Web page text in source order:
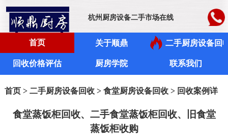
杭州厨房设备二手市场在线
首页 关于顺鼎 二手厨房设备回
回收价格评估 厨房学院 联系我们
首页> 二手厨房设备回收> 食堂厨房设备回收> 回收案例详
食堂蒸饭柜回收、二手食堂蒸饭柜回收、旧食堂
蒸饭柜收购